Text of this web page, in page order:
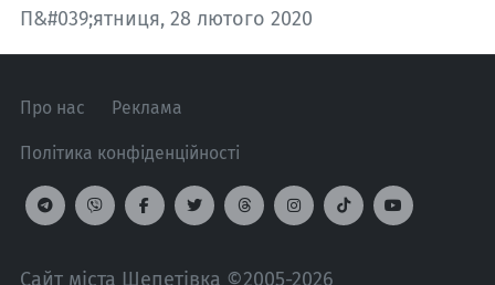
П&#039;ятниця, 28 лютого 2020
Про нас Реклама
Політика конфіденційності
Сайт міста Шепетівка ©2005-2026